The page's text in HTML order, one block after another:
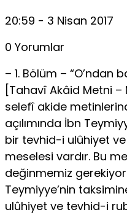
20:59 - 3 Nisan 2017
0 Yorumlar
– 1. Bölüm – “O’ndan
[Tahavî Akâid Metni
selefî akide
açılımında İbn
bir tevhid-i ulûhiyet
meselesi vardır. Bu
değinmemiz
Teymiyye’nin
ulûhiyet ve tevhid-i